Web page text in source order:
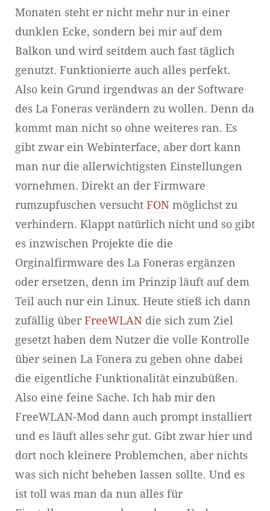
Monaten steht er nicht mehr nur in einer
dunklen Ecke, sondern bei mir auf dem
Balkon und wird seitdem auch fast täglich
genutzt. Funktionierte auch alles perfekt.
Also kein Grund irgendwas an der Software
des La Foneras verändern zu wollen. Denn da
kommt man nicht so ohne weiteres ran. Es
gibt zwar ein Webinterface, aber dort kann
man nur die allerwichtigsten Einstellungen
vornehmen. Direkt an der Firmware
rumzupfuschen versucht FON möglichst zu
verhindern. Klappt natürlich nicht und so gibt
es inzwischen Projekte die die
Orginalfirmware des La Foneras ergänzen
oder ersetzen, denn im Prinzip läuft auf dem
Teil auch nur ein Linux. Heute stieß ich dann
zufällig über FreeWLAN die sich zum Ziel
gesetzt haben dem Nutzer die volle Kontrolle
über seinen La Fonera zu geben ohne dabei
die eigentliche Funktionalität einzubüßen.
Also eine feine Sache. Ich hab mir den
FreeWLAN-Mod dann auch prompt installiert
und es läuft alles sehr gut. Gibt zwar hier und
dort noch kleinere Problemchen, aber nichts
was sich nicht beheben lassen sollte. Und es
ist toll was man da nun alles für